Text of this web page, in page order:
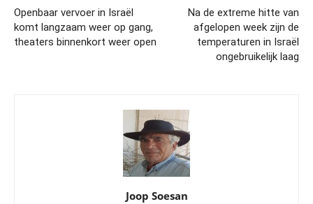
Openbaar vervoer in Israël
komt langzaam weer op gang,
theaters binnenkort weer open
Na de extreme hitte van
afgelopen week zijn de
temperaturen in Israël
ongebruikelijk laag
Joop Soesan